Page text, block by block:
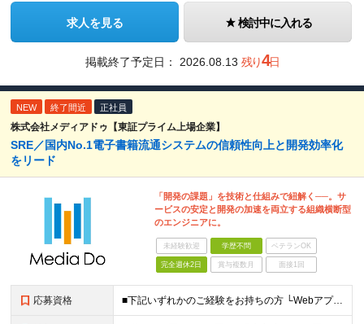
求人を見る 検討中に入れる
掲載終了予定日： 2026.08.13 残り4日
NEW 終了間近 正社員
株式会社メディアドゥ【東証プライム上場企業】
SRE／国内No.1電子書籍流通システムの信頼性向上と開発効率化
をリード
「開発の課題」を技術と仕組みで紐解く──。サ
ービスの安定と開発の加速を両立する組織横断型
のエンジニアに。
未経験歓迎 学歴不問 ベテランOK
完全週休2日 賞与複数月 面接1回
応募資格 ■下記いずれかのご経験をお持ちの方 └Webアプリケーションの開発経験 └インフラ（クラウド/オンプレ不問）構築・運用経験 ■学歴不問 □SRE未経験の方も歓迎 「開発経験を活かしインフラも学びたい